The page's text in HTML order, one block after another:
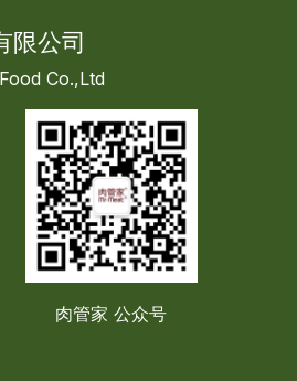
限公司
Co.,Ltd
肉管家 公众号